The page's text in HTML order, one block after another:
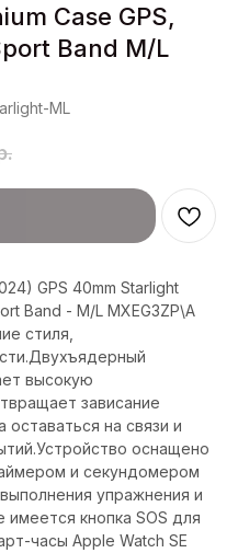
Case GPS,
Band M/L
ML
GPS 40mm Starlight
Band - M/L MXEG3ZP\A
стиля,
высокую
зависание
на связи и
оснащено
и секундомером
упражнения и
имеется кнопка SOS для
часы Apple Watch SE